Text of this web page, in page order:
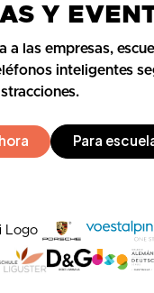
Y
a las empresas,
inteligentes
Para